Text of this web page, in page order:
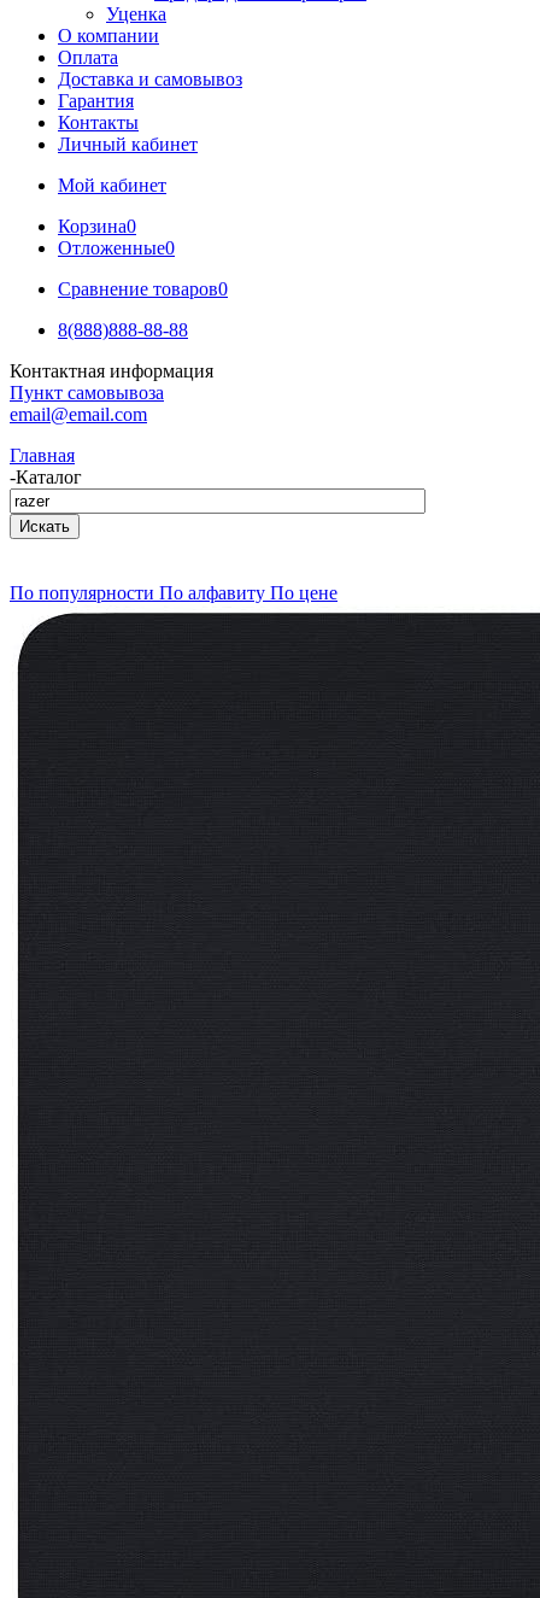
Уценка
О компании
Оплата
Доставка и самовывоз
Гарантия
Контакты
Личный кабинет
Мой кабинет
Корзина0
Отложенные0
Сравнение товаров0
8(888)888-88-88
Контактная информация
Пункт самовывоза
email@email.com
Главная
-Каталог
По популярности По алфавиту По цене